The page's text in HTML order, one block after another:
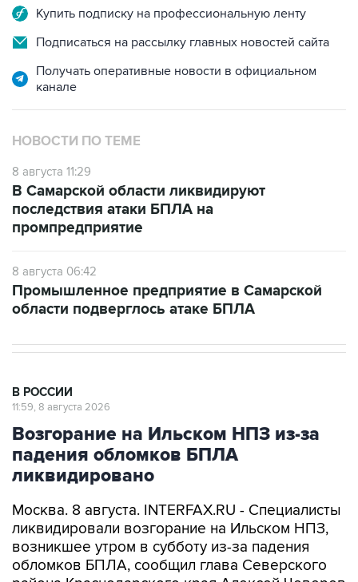
Подписаться на рассылку главных новостей сайта
Получать оперативные новости в официальном
НОВОСТИ ПО ТЕМЕ
8 августа 11:29
последствия атаки БПЛА на
промпредприятие
8 августа 06:42
области подверглось атаке БПЛА
Возгорание на Ильском НПЗ из-за
падения обломков БПЛА
ликвидировано
Москва. 8 августа. INTERFAX.RU - Специалисты
возникшее утром в субботу из-за падения
обломков БПЛА, сообщил глава Северского
района Краснодарского края Алексей Чеверев
в своем канале в Max.